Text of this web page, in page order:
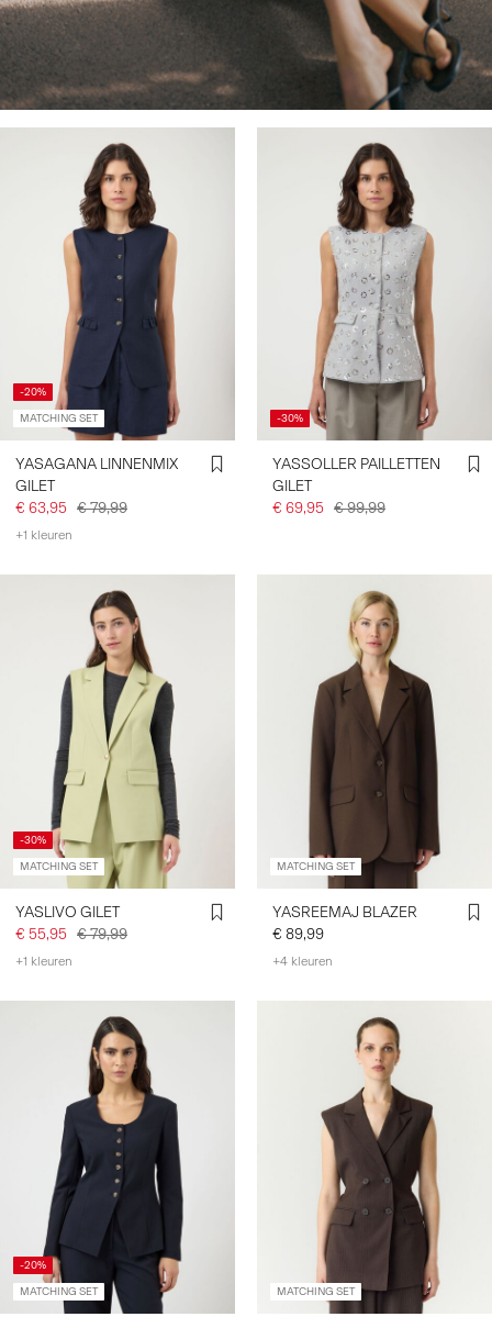
-20%
MATCHING SET
YASAGANA LINNENMIX
GILET
€ 63,95 € 79,99
+1 kleuren
-30%
YASSOLLER PAILLETTEN
GILET
€ 69,95 € 99,99
-30%
MATCHING SET
YASLIVO GILET
€ 55,95 € 79,99
+1 kleuren
MATCHING SET
YASREEMAJ BLAZER
€ 89,99
+4 kleuren
-20%
MATCHING SET
MATCHING SET